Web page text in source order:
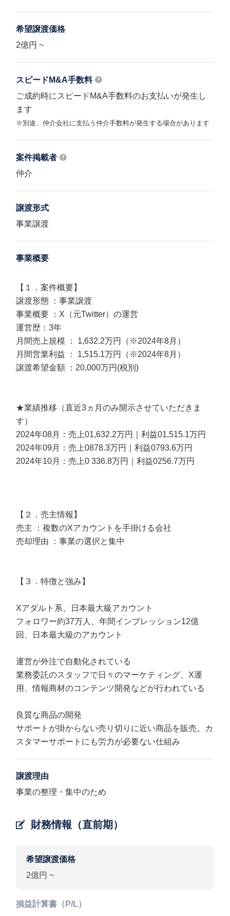
希望譲渡価格
2億円 ~
スピードM&A手数料
ご成約時にスピードM&A手数料のお支払いが発生し
ます
※別途、仲介会社に支払う仲介手数料が発生する場合があります
案件掲載者
仲介
譲渡形式
事業譲渡
事業概要
【１．案件概要】
譲渡形態 ：事業譲渡
事業概要 ：X（元Twitter）の運営
運営歴：3年
月間売上規模 ： 1,632.2万円（※2024年8月）
月間営業利益 ： 1,515.1万円（※2024年8月）
譲渡希望金額 ：20,000万円(税別)
★業績推移（直近3ヵ月のみ開示させていただきま
す）
2024年08月：売上01,632.2万円｜利益01,515.1万円
2024年09月：売上0878.3万円｜利益0793.6万円
2024年10月：売上0 336.8万円｜利益0256.7万円
【２．売主情報】
売主 ：複数のXアカウントを手掛ける会社
売却理由 ：事業の選択と集中
【３．特徴と強み】
Xアダルト系、日本最大級アカウント
フォロワー約37万人、年間インプレッション12億
回、日本最大級のアカウント
運営が外注で自動化されている
業務委託のスタッフで日々のマーケティング、X運
用、情報商材のコンテンツ開発などが行われている
良質な商品の開発
サポートが掛からない売り切りに近い商品を販売。カ
スタマーサポートにも労力が必要ない仕組み
譲渡理由
事業の整理・集中のため
財務情報（直前期）
希望譲渡価格
2億円 ~
損益計算書（P/L）